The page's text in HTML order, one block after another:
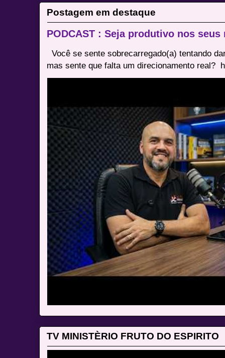
Postagem em destaque
PODCAST : Seja produtivo nos seus
Você se sente sobrecarregado(a) tentando
mas sente que falta um direcionamento real?
TV MINISTÈRIO FRUTO DO ESPIRITO